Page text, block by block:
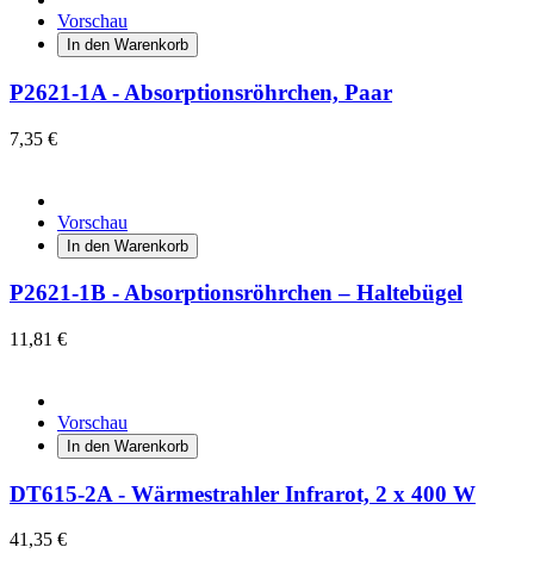
Vorschau
In den Warenkorb
P2621-1A - Absorptionsröhrchen, Paar
7,35 €
Vorschau
In den Warenkorb
P2621-1B - Absorptionsröhrchen – Haltebügel
11,81 €
Vorschau
In den Warenkorb
DT615-2A - Wärmestrahler Infrarot, 2 x 400 W
41,35 €